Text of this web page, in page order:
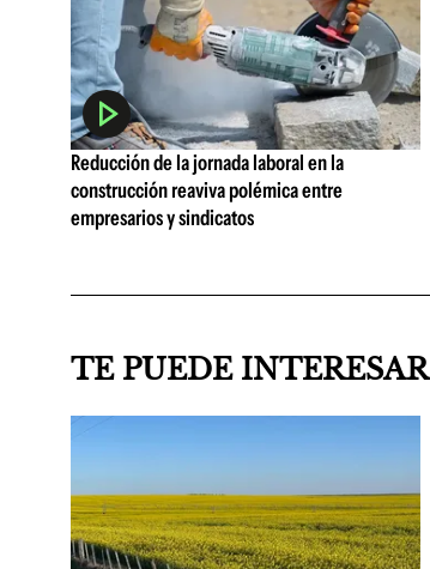
Reducción de la jornada laboral en la
construcción reaviva polémica entre
empresarios y sindicatos
TE PUEDE INTERESAR